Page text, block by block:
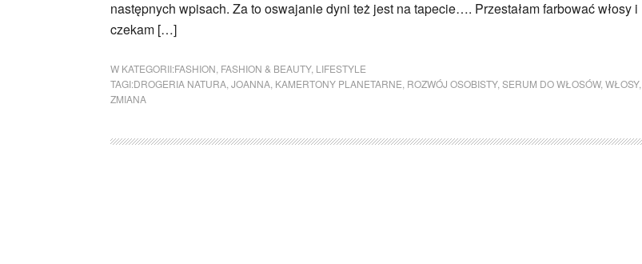
następnych wpisach. Za to oswajanie dyni też jest na tapecie…. Przestałam farbować włosy i
czekam […]
W KATEGORII:FASHION FASHION & BEAUTY, LIFESTYLE
TAGI:DROGERIA NATURA JOANNA KAMERTONY PLANETARNE ROZWÓJ OSOBISTY, SERUM DO WŁOSÓW, WŁOSY,
ZMIANA